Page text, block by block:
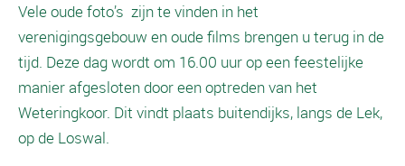
Vele oude foto’s zijn te vinden in het
verenigingsgebouw en oude films brengen u terug in de
tijd. Deze dag wordt om 16.00 uur op een feestelijke
manier afgesloten door een optreden van het
Weteringkoor. Dit vindt plaats buitendijks, langs de Lek,
op de Loswal.